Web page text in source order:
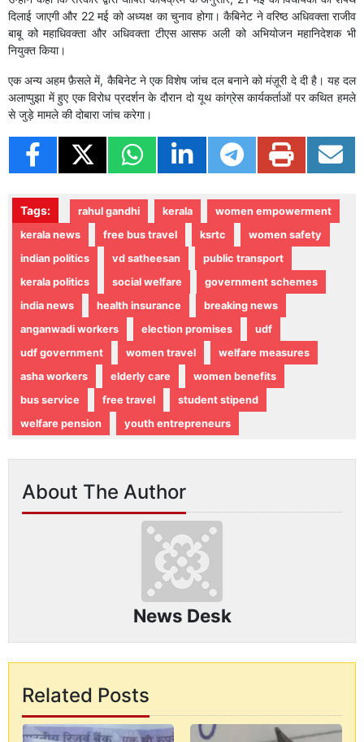
दिलाई जाएगी और 22 मई को अध्यक्ष का चुनाव होगा। कैबिनेट ने वरिष्ठ अधिवक्ता राजीव
बाबू को महाधिवक्ता और अधिवक्ता टीएस आसफ अली को अभियोजन महानिदेशक भी
नियुक्त किया।
एक अन्य अहम फ़ैसले में, कैबिनेट ने एक विशेष जांच दल बनाने को मंज़ूरी दे दी है। यह दल
अलाप्पुझा में हुए एक विरोध प्रदर्शन के दौरान दो यूथ कांग्रेस कार्यकर्ताओं पर कथित हमले
से जुड़े मामले की दोबारा जांच करेगा।
Tags: rahul gandhi kerala
women empowerment
kerala news
free bus travel ksrtc
women safety
indian politics
vd satheesan
public transport
kerala politics
social welfare
government schemes
india news
health insurance
breaking news
anganwadi workers
election promises
udf
udf government
women travel
welfare measures
asha workers
elderly care
women benefits
bus service
free travel
student stipend
welfare pension
youth entrepreneurs
About The Author
News Desk
Related Posts